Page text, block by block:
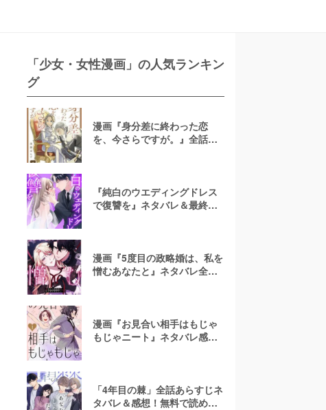
「少女・女性漫画」の人気ランキン
グ
漫画『身分差に終わった恋
を、今さらですが。』全話ネ
『純白のウエディングドレス
で復讐を』ネタバレ＆最終回
漫画『5度目の政略婚は、私を
憎むあなたと』ネタバレ全話
漫画『お見合い相手はもじゃ
もじゃニート』ネタバレ感
「4年目の棘」全話あらすじネ
タバレ＆感想！無料で読め